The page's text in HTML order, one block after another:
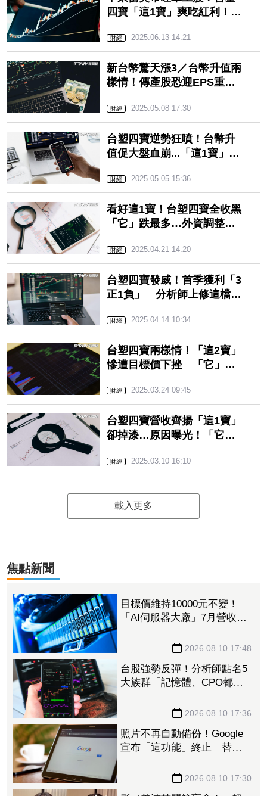
四寶「這1寶」爽吃紅利！盤
財經 2025.06.13 14:21
新台幣驚天漲3／台幣升值兩
樣情！傳產股恐迎EPS重
了 影響預估一次看
財經 2025.05.08 17:30
台塑四寶逆勢狂噴！台幣升
值促大盤血崩...「這1寶」漲
武財經 2025.05.05 15:36
看好這1寶！台塑四寶全收黑
「它」跌最多…外資調整
財經 2025.04.21 14:20
台塑四寶發威！首季獲利「3
正1負」 分析師上修這檔
財經 2025.04.14 10:34
台塑四寶兩樣情！「這2寶」
慘遭目標價下挫 「它」成
財經 2025.03.24 09:45
台塑四寶營收齊揚「這1寶」
卻掉漆…原因曝光！「它」
財經 2025.03.10 16:10
載入更多
焦點新聞
目標價維持10000元不變！
「AI伺服器大廠」7月營收年
2026.08.10 17:48
台股強勢反彈！分析師點名5
大族群「記憶體、CPO都上
2026.08.10 17:36
照片不再自動備份！Google
宣布「這功能」終止 替代
2026.08.10 17:30